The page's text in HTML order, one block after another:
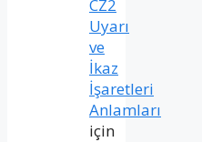
CZ2
Uyarı
ve
İkaz
İşaretleri
Anlamları
için